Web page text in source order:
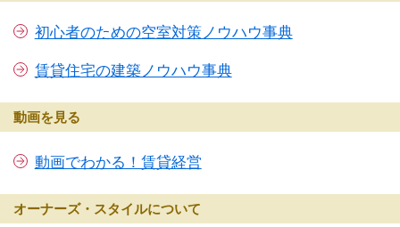
初心者のための空室対策ノウハウ事典
賃貸住宅の建築ノウハウ事典
動画を見る
動画でわかる！賃貸経営
オーナーズ・スタイルについて